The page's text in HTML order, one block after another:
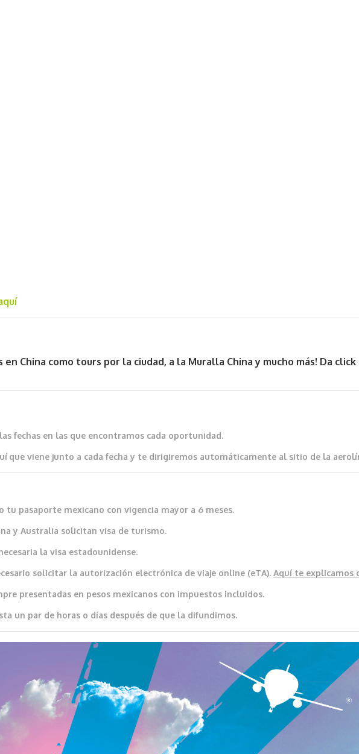
China como tours por la ciudad, a la Muralla China y mucho más! Da
fechas en las que encontramos cada oportunidad.
que viene junto a cada fecha y te dirigiremos automáticamente al sitio de la
tu pasaporte mexicano con vigencia mayor a 6 meses.
y Australia solicitan visa de turismo.
la visa estadounidense.
solicitar la autorización electrónica de viaje online (eTA). Aquí te explicamos
presentadas en pesos mexicanos con impuestos incluidos.
un par de horas o días después de que la difundimos.